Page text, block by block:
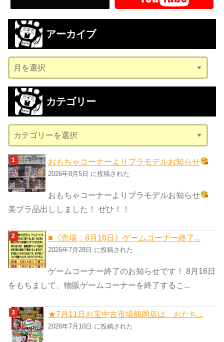
アーカイブ
ー
カ
ブ
カテゴリー
テ
ゴ
リ
ー
おもちゃコーナーよりプラモデルお知らせ
2026年8月5日 に投稿された
おもちゃコーナーよりプラモデルお知らせ
美プラ品出ししました！ ぜひ！！
■《売場：8月16日》ゲームコーナー終了...
2026年7月28日 に投稿された
ゲームコーナー終了のお知らせです！ 8月16日
をもちまして、物販ゲームコーナーを終了するこ...
★7月11日お宝中古市場鶴岡店は、おたち...
2026年7月10日 に投稿された